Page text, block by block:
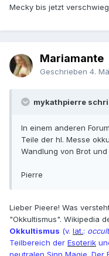
Mecky bis jetzt
Mariamante
Geschrieben 4.
mykathpierre
In einem anderen
Teile der hl. Messe
Wandlung von Brot und
Pierre
Lieber Pieere! Was
"Okkultismus". Wikipedia
Okkultismus (v. lat.:
Teilbereich der Esoterik